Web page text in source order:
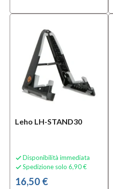
disponibili
Leho LH-STAND30
 Disponibilità immediata
 Spedizione solo 6,90 €
16,50 €